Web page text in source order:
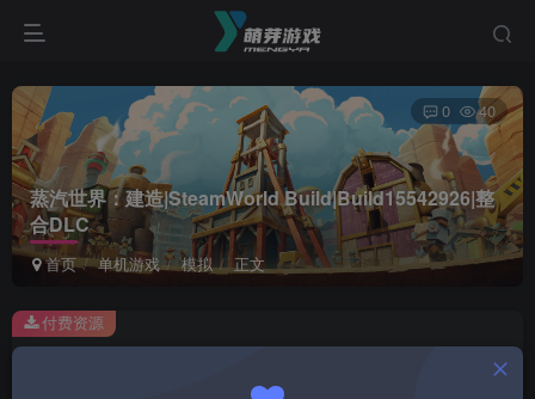
蒸汽世界：建造|SteamWorld Build|Build15542926|整
合DLC
首页 单机游戏 模拟 正文
0 40
此内容为付费资源，请付费后查看
付费资源